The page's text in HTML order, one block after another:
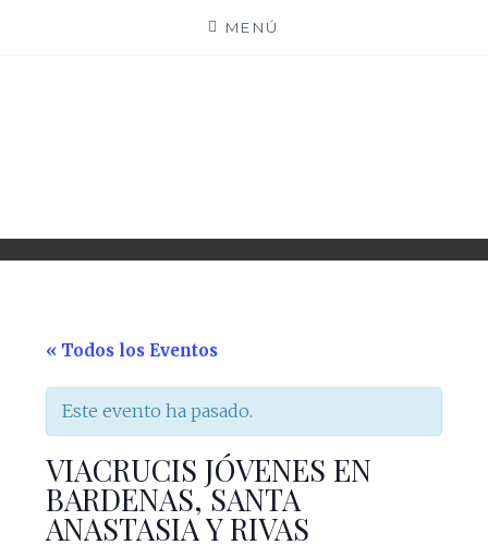
MENÚ
« Todos los Eventos
Este evento ha pasado.
VIACRUCIS JÓVENES EN
BARDENAS, SANTA
ANASTASIA Y RIVAS